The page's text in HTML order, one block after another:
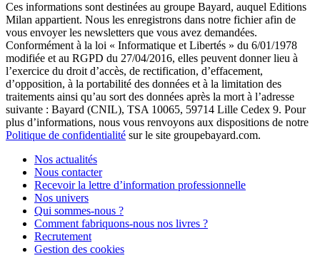
Ces informations sont destinées au groupe Bayard, auquel Editions
Milan appartient. Nous les enregistrons dans notre fichier afin de
vous envoyer les newsletters que vous avez demandées.
Conformément à la loi « Informatique et Libertés » du 6/01/1978
modifiée et au RGPD du 27/04/2016, elles peuvent donner lieu à
l’exercice du droit d’accès, de rectification, d’effacement,
d’opposition, à la portabilité des données et à la limitation des
traitements ainsi qu’au sort des données après la mort à l’adresse
suivante : Bayard (CNIL), TSA 10065, 59714 Lille Cedex 9. Pour
plus d’informations, nous vous renvoyons aux dispositions de notre
Politique de confidentialité sur le site groupebayard.com.
Nos actualités
Nous contacter
Recevoir la lettre d’information professionnelle
Nos univers
Qui sommes-nous ?
Comment fabriquons-nous nos livres ?
Recrutement
Gestion des cookies